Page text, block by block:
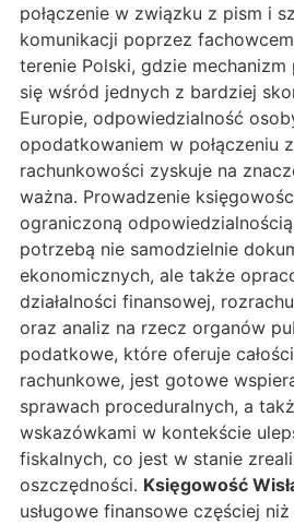
połączenie w związku z pism i
komunikacji poprzez
terenie Polski, gdzie
się wśród jednych z bardziej
Europie, odpowiedzialność
opodatkowaniem w połączeniu
rachunkowości zyskuje na
ważna. Prowadzenie
ograniczoną
potrzebą nie samodzielnie
ekonomicznych, ale także
działalności finansowej,
oraz analiz na rzecz organów
podatkowe, które oferuje
rachunkowe, jest gotowe
sprawach proceduralnych, a
wskazówkami w kontekście
fiskalnych, co jest w stanie
oszczędności. Księgowość
usługowe finansowe częściej